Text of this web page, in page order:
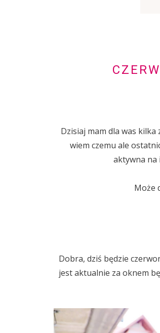
Dzisiaj mam dla was kilka
wiem czemu ale
aktywna na
Może
Dobra, dziś będzie
jest aktualnie za oknem